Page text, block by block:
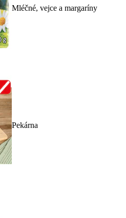
Mléčné, vejce a margaríny
Pekárna